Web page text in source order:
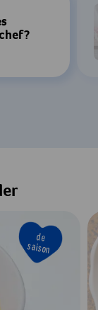
de
saison